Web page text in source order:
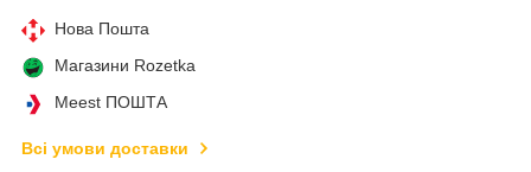
Нова Пошта
Магазини Rozetka
Meest ПОШТА
Всі умови доставки